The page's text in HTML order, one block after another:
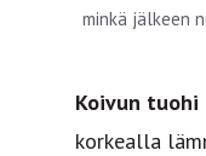
minkä jälkeen
Koivun tuohi
korkealla